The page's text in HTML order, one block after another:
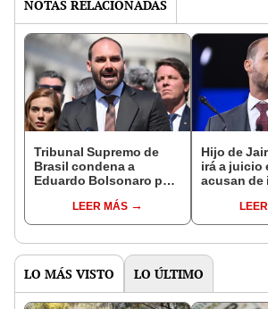
NOTAS RELACIONADAS
Tribunal Supremo de
Brasil condena a
Eduardo Bolsonaro por
Estados Unidos contra
jueces
LEER MÁS
Hijo de
irá a juicio
acusan de
padre por
LO MÁS VISTO LO ÚLTIMO